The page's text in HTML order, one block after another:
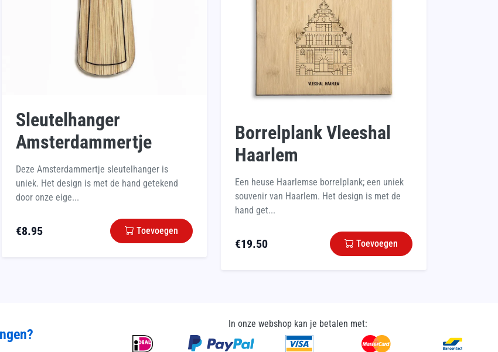
Sleutelhanger
Amsterdammertje
Deze Amsterdammertje sleutelhanger is
uniek. Het design is met de hand getekend
door onze eige...
€8.95 Toevoegen
Borrelplank Vleeshal
Haarlem
Een heuse Haarlemse borrelplank; een uniek
souvenir van Haarlem. Het design is met de
hand get...
€19.50 Toevoegen
In onze webshop kan je betalen met: